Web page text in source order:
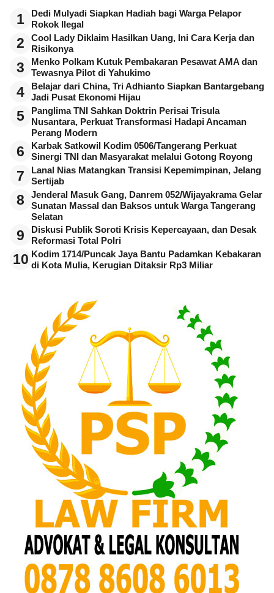
1
Dedi Mulyadi Siapkan Hadiah bagi Warga Pelapor
Rokok Ilegal
2
Cool Lady Diklaim Hasilkan Uang, Ini Cara Kerja dan
Risikonya
3
Menko Polkam Kutuk Pembakaran Pesawat AMA dan
Tewasnya Pilot di Yahukimo
4
Belajar dari China, Tri Adhianto Siapkan Bantargebang
Jadi Pusat Ekonomi Hijau
5
Panglima TNI Sahkan Doktrin Perisai Trisula
Nusantara, Perkuat Transformasi Hadapi Ancaman
Perang Modern
6
Karbak Satkowil Kodim 0506/Tangerang Perkuat
Sinergi TNI dan Masyarakat melalui Gotong Royong
7
Lanal Nias Matangkan Transisi Kepemimpinan, Jelang
Sertijab
8
Jenderal Masuk Gang, Danrem 052/Wijayakrama Gelar
Sunatan Massal dan Baksos untuk Warga Tangerang
Selatan
9
Diskusi Publik Soroti Krisis Kepercayaan, dan Desak
Reformasi Total Polri
10 Kodim 1714/Puncak Jaya Bantu Padamkan Kebakaran
di Kota Mulia, Kerugian Ditaksir Rp3 Miliar